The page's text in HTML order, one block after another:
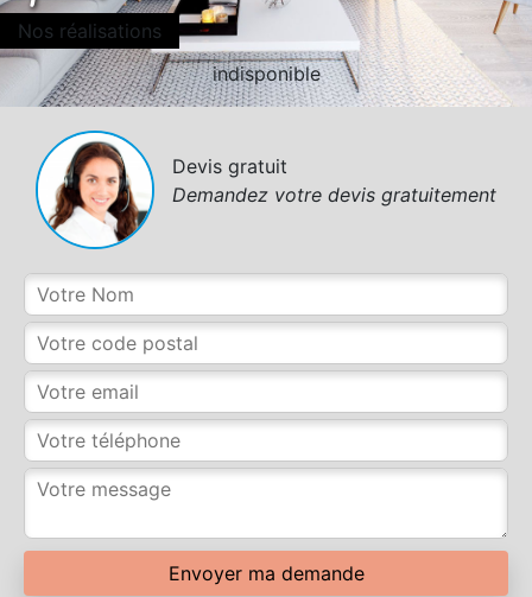
Nos réalisations
indisponible
Devis gratuit
Demandez votre devis gratuitement